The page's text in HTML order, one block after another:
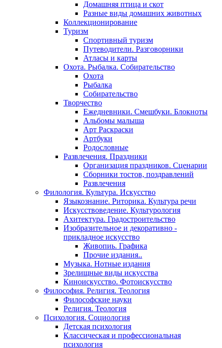
Домашняя птица и скот
Разные виды домашних животных
Коллекционирование
Туризм
Спортивный туризм
Путеводители. Разговорники
Атласы и карты
Охота. Рыбалка. Собирательство
Охота
Рыбалка
Собирательство
Творчество
Ежедневники. Смешбуки. Блокноты
Альбомы малыша
Арт Раскраски
Артбуки
Родословные
Развлечения. Праздники
Организация праздников. Сценарии
Сборники тостов, поздравлений
Развлечения
Филология. Культура. Искусство
Языкознание. Риторика. Культура речи
Искусствоведение. Культурология
Ахитектура. Градостроительство
Изобразительное и декоративно -
прикладное искусство
Живопиь. Графика
Прочие издания..
Музыка. Нотные издания
Зрелищные виды искусства
Киноискусство. Фотоискусство
Философия. Религия. Теология
Философские науки
Религия. Теология
Психология. Социология
Детская психология
Классическая и профессиональная
психология